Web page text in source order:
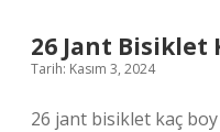
26 Jant Bisiklet
Tarih: Kasım 3, 2024
26 jant bisiklet kaç boy